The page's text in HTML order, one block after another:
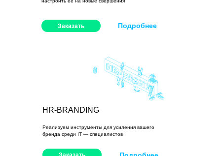
HR-BRANDING
Реализуем инструменты для усиления вашего
бренда среди IT — специалистов
Заказать Подробнее